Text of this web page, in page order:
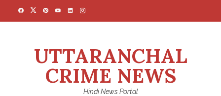
UTTARANCHAL
CRIME NEWS
Hindi News Portal